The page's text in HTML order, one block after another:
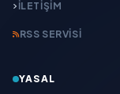
İLETIŞIM
RSS SERVISI
YASAL